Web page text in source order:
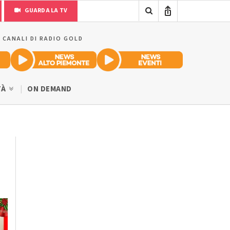
GUARDA LA TV
DI RADIO GOLD
ON DEMAND